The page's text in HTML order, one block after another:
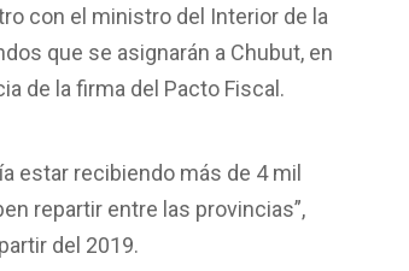
con el ministro del Interior de la
que se asignarán a Chubut, en
de la firma del Pacto Fiscal.
estar recibiendo más de 4 mil
repartir entre las provincias”,
del 2019.